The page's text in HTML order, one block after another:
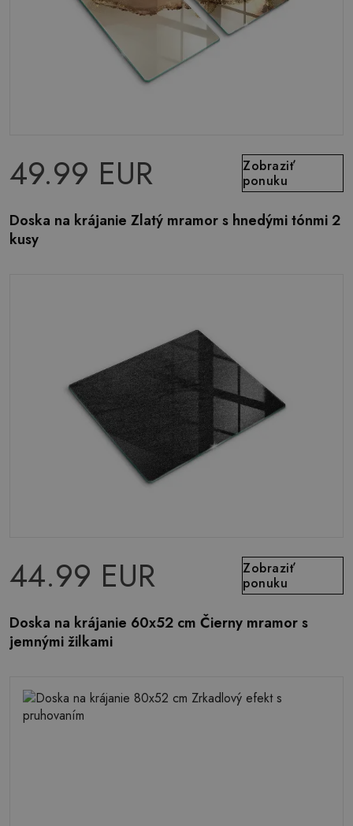
49.99 EUR
Zobraziť
ponuku
Doska na krájanie Zlatý mramor s hnedými tónmi 2
kusy
44.99 EUR
Zobraziť
ponuku
Doska na krájanie 60x52 cm Čierny mramor s
jemnými žilkami